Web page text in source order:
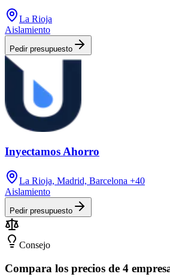
La Rioja
Aislamiento
Pedir presupuesto
Inyectamos Ahorro
La Rioja, Madrid, Barcelona +40
Aislamiento
Pedir presupuesto
Consejo
Compara los precios de 4